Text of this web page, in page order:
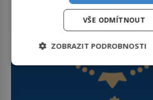
VŠE ODMÍTNOUT
ZOBRAZIT PODROBNOSTI